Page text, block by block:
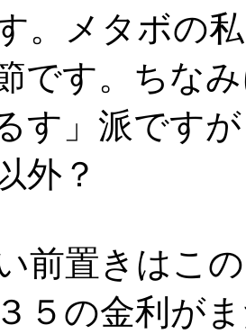
。メタボの
です。ちな
す」派です
外？
前置きはこ
５の金利が